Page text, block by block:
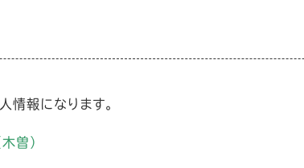
情報になります。
曽）